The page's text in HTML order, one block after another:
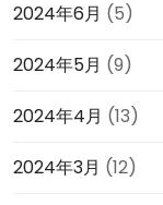
2024年6月 (5)
2024年5月 (9)
2024年4月 (13)
2024年3月 (12)